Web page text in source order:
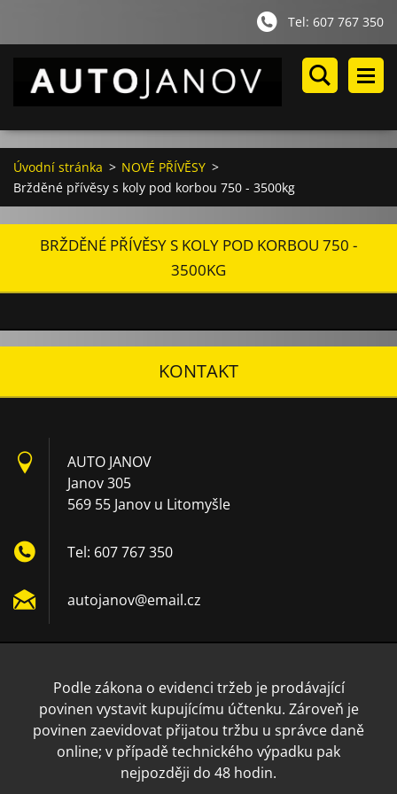
Tel: 607 767 350
Úvodní stránka > NOVÉ PŘÍVĚSY >
Bržděné přívěsy s koly pod korbou 750 - 3500kg
BRŽDĚNÉ PŘÍVĚSY S KOLY POD KORBOU 750 -
3500KG
KONTAKT
AUTO JANOV
Janov 305
569 55 Janov u Litomyšle
Tel: 607 767 350
autojanov@email.cz
Podle zákona o evidenci tržeb je prodávající
povinen vystavit kupujícímu účtenku. Zároveň je
povinen zaevidovat přijatou tržbu u správce daně
online; v případě technického výpadku pak
nejpozději do 48 hodin.